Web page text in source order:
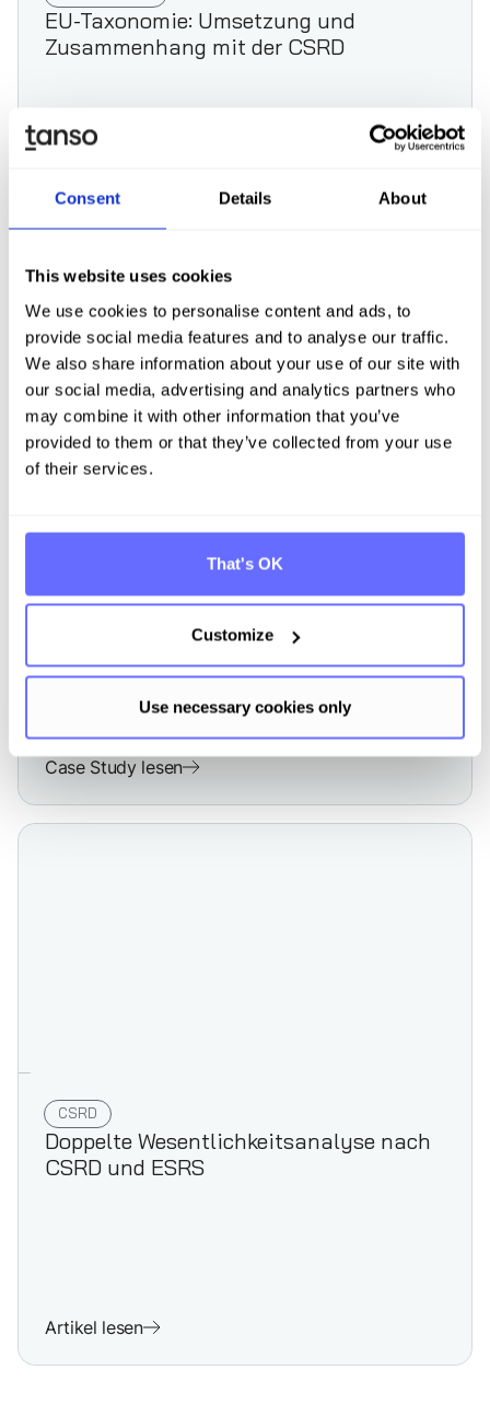
Consent Details About
This website uses cookies
We use cookies to personalise content and ads, to
provide social media features and to analyse our traffic.
We also share information about your use of our site with
our social media, advertising and analytics partners who
may combine it with other information that you’ve
provided to them or that they’ve collected from your use
of their services.
That's OK
Customize
Use necessary cookies only
EU-Taxonomie: Umsetzung und
Zusammenhang mit der CSRD
Artikel lesen
Wie ASSMANN Synergien zwischen CCF
und PCF Berechnung nutzt
Case Study lesen
CSRD
Doppelte Wesentlich­keits­analyse nach
CSRD und ESRS
Artikel lesen